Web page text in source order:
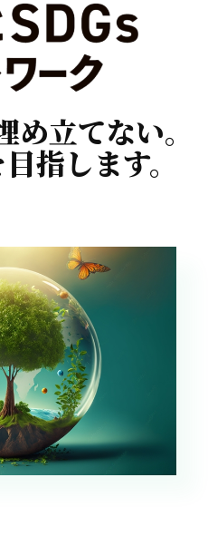
立てない。
指します。